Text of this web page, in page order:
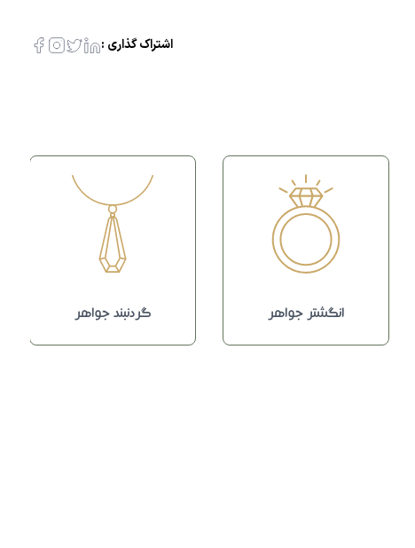
اشتراک گذاری :
انگشتر جواهر گردنبند جواهر